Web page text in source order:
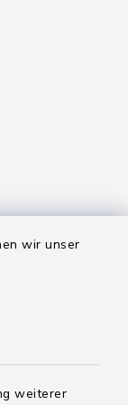
wir unser
weiterer